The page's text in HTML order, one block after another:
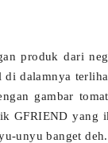
produk dari
dalamnya
gambar
GFRIEND yang
unyu banget deh.